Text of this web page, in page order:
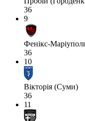
36
9
Фенікс-
36
10
Вікторія (Суми)
36
11